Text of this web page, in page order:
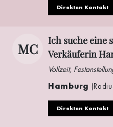
Direkten Kontakt
MC
Ich suche eine
Verkäuferin
Vollzeit,
Hamburg
Direkten Kontakt